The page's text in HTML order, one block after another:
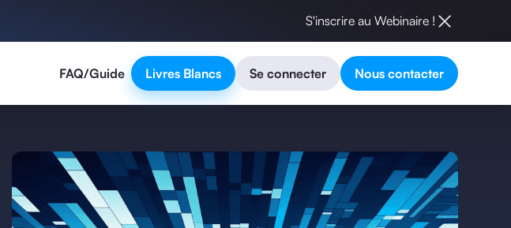
S'inscrire au Webinaire !
FAQ/Guide Livres Blancs Se connecter Nous contacter